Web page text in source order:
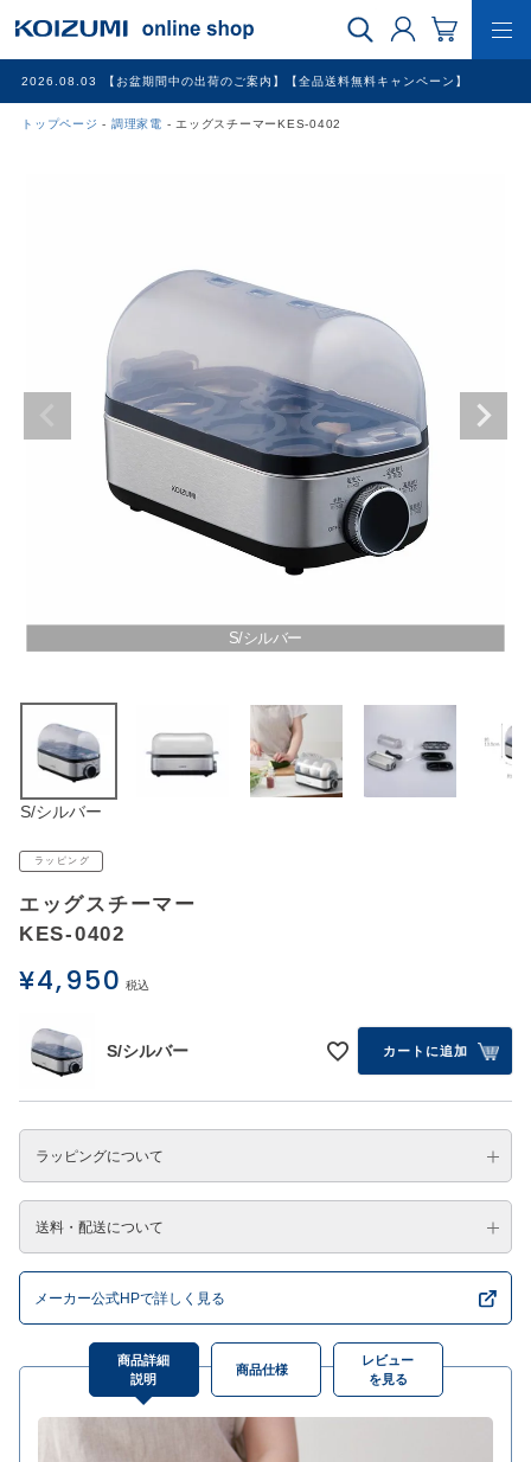
2026.08.03 【お盆期間中の出荷のご案内】【全品送料無料キャンペーン】
トップページ 調理家電 エッグスチーマーKES-0402
調理家電
冷暖房家電
家具
その他
アウトレットSALE
ブログ
ログイン
S/シルバー
S/シルバー
ラッピング
エッグスチーマー
KES-0402
¥4,950 税込
S/シルバー カートに追加
ラッピングについて
送料・配送について
メーカー公式HPで詳しく見る
商品詳細
説明
商品仕様
レビュー
を見る